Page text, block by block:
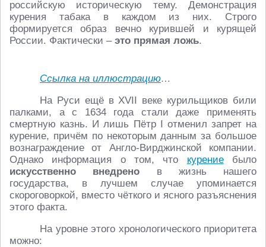
российскую историческую тему. Демонстрация
курения табака в каждом из них. Строго
формируется образ вечно курившей и курящей
России. Фактически – это прямая ложь.
Ссылка на иллюстрацию…
На Руси ещё в XVII веке курильщиков били
палками, а с 1634 года стали даже применять
смертную казнь. И лишь Пётр I отменил запрет на
курение, причём по некоторым данным за большое
вознаграждение от Англо-Вирджинской компании.
Однако информация о том, что курениебыло
искусственно внедрено в жизнь нашего
государства, в лучшем случае упоминается
скороговоркой, вместо чёткого и ясного разъяснения
этого факта.
На уровне этого хронологического приоритета
можно: